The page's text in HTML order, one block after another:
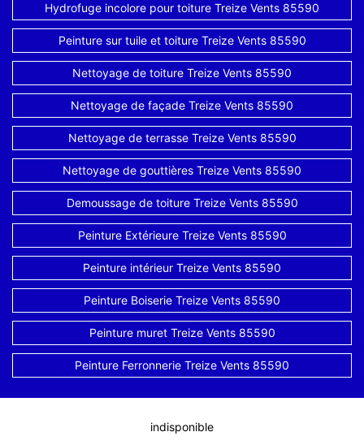
Hydrofuge incolore pour toiture Treize Vents 85590
Peinture sur tuile et toiture Treize Vents 85590
Nettoyage de toiture Treize Vents 85590
Nettoyage de façade Treize Vents 85590
Nettoyage de terrasse Treize Vents 85590
Nettoyage de gouttières Treize Vents 85590
Demoussage de toiture Treize Vents 85590
Peinture Extérieure Treize Vents 85590
Peinture intérieur Treize Vents 85590
Peinture Boiserie Treize Vents 85590
Peinture muret Treize Vents 85590
Peinture Ferronnerie Treize Vents 85590
indisponible